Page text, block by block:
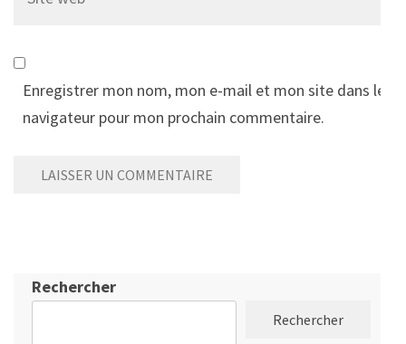
web
Enregistrer mon nom, mon e-mail et mon site dans le
navigateur pour mon prochain commentaire.
Rechercher
Rechercher